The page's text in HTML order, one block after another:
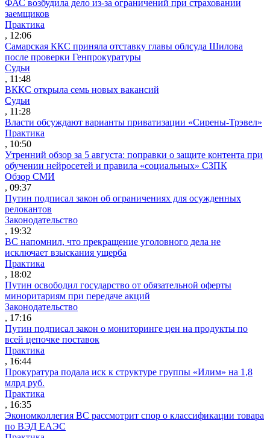
ФАС возбудила дело из-за ограничений при страховании
заемщиков
Практика
, 12:06
Самарская ККС приняла отставку главы облсуда Шилова
после проверки Генпрокуратуры
Судьи
, 11:48
ВККС открыла семь новых вакансий
Судьи
, 11:28
Власти обсуждают варианты приватизации «Сирены-Трэвел»
Практика
, 10:50
Утренний обзор за 5 августа: поправки о защите контента при
обучении нейросетей и правила «социальных» СЗПК
Обзор СМИ
, 09:37
Путин подписал закон об ограничениях для осужденных
релокантов
Законодательство
, 19:32
ВС напомнил, что прекращение уголовного дела не
исключает взыскания ущерба
Практика
, 18:02
Путин освободил государство от обязательной оферты
миноритариям при передаче акций
Законодательство
, 17:16
Путин подписал закон о мониторинге цен на продукты по
всей цепочке поставок
Практика
, 16:44
Прокуратура подала иск к структуре группы «Илим» на 1,8
млрд руб.
Практика
, 16:35
Экономколлегия ВС рассмотрит спор о классификации товара
по ВЭД ЕАЭС